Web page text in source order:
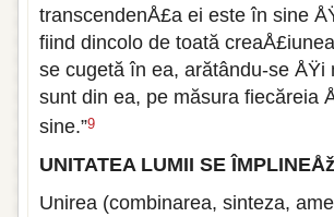
transcendenÅ£a ei este în sine
fiind dincolo de toată
se cugetă în ea, arătându-se
sunt din ea, pe măsura fiecăreia
sine.”9
UNITATEA LUMII SE
Unirea (combinarea, sinteza,